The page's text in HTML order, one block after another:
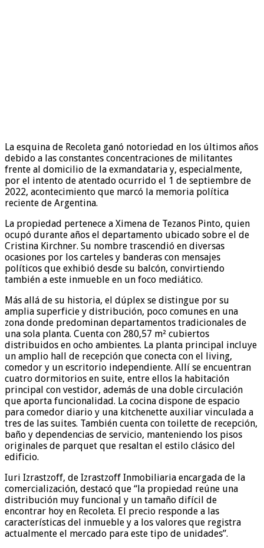
La esquina de Recoleta ganó notoriedad en los últimos años
debido a las constantes concentraciones de militantes
frente al domicilio de la exmandataria y, especialmente,
por el intento de atentado ocurrido el 1 de septiembre de
2022, acontecimiento que marcó la memoria política
reciente de Argentina.
La propiedad pertenece a Ximena de Tezanos Pinto, quien
ocupó durante años el departamento ubicado sobre el de
Cristina Kirchner. Su nombre trascendió en diversas
ocasiones por los carteles y banderas con mensajes
políticos que exhibió desde su balcón, convirtiendo
también a este inmueble en un foco mediático.
Más allá de su historia, el dúplex se distingue por su
amplia superficie y distribución, poco comunes en una
zona donde predominan departamentos tradicionales de
una sola planta. Cuenta con 280,57 m² cubiertos
distribuidos en ocho ambientes. La planta principal incluye
un amplio hall de recepción que conecta con el living,
comedor y un escritorio independiente. Allí se encuentran
cuatro dormitorios en suite, entre ellos la habitación
principal con vestidor, además de una doble circulación
que aporta funcionalidad. La cocina dispone de espacio
para comedor diario y una kitchenette auxiliar vinculada a
tres de las suites. También cuenta con toilette de recepción,
baño y dependencias de servicio, manteniendo los pisos
originales de parquet que resaltan el estilo clásico del
edificio.
Iuri Izrastzoff, de Izrastzoff Inmobiliaria encargada de la
comercialización, destacó que “la propiedad reúne una
distribución muy funcional y un tamaño difícil de
encontrar hoy en Recoleta. El precio responde a las
características del inmueble y a los valores que registra
actualmente el mercado para este tipo de unidades”.